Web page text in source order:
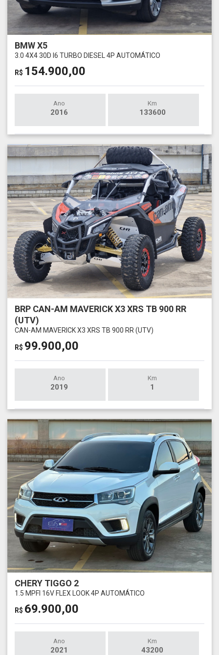
BMW X5
3.0 4X4 30D I6 TURBO DIESEL 4P AUTOMÁTICO
R$ 154.900,00
Ano
2016
Km
133600
BRP CAN-AM MAVERICK X3 XRS TB 900 RR
(UTV)
CAN-AM MAVERICK X3 XRS TB 900 RR (UTV)
R$ 99.900,00
Ano
2019
Km
1
CHERY TIGGO 2
1.5 MPFI 16V FLEX LOOK 4P AUTOMÁTICO
R$ 69.900,00
Ano
2021
Km
43200